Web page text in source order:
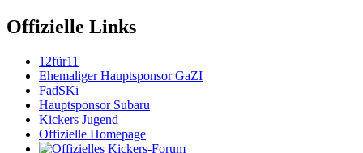
Offizielle Links
12für11
Ehemaliger Hauptsponsor GaZI
FadSKi
Hauptsponsor Subaru
Kickers Jugend
Offizielle Homepage